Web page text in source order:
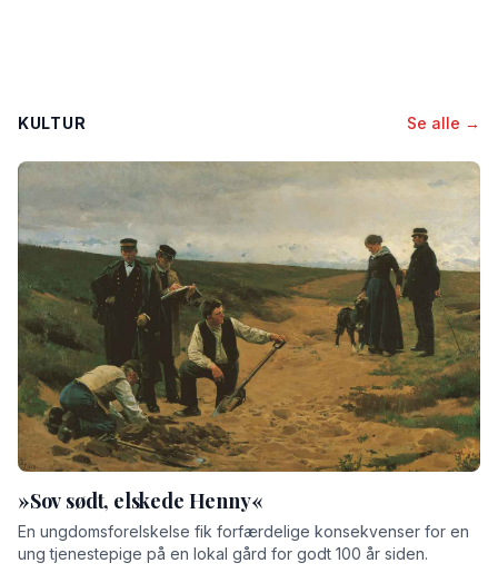
KULTUR Se alle →
»Sov sødt, elskede Henny«
En ungdomsforelskelse fik forfærdelige konsekvenser for en
ung tjenestepige på en lokal gård for godt 100 år siden.